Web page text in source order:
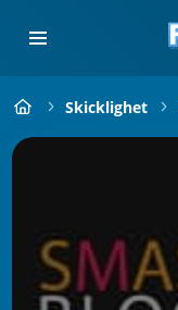
Skicklighet